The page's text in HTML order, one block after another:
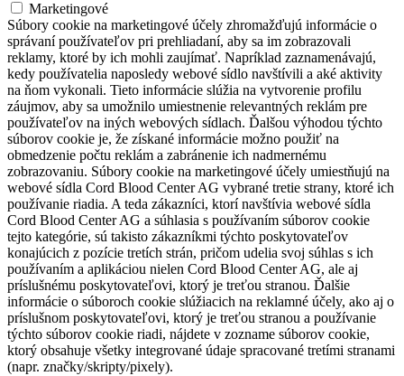
Marketingové
Súbory cookie na marketingové účely zhromažďujú informácie o
správaní používateľov pri prehliadaní, aby sa im zobrazovali
reklamy, ktoré by ich mohli zaujímať. Napríklad zaznamenávajú,
kedy používatelia naposledy webové sídlo navštívili a aké aktivity
na ňom vykonali. Tieto informácie slúžia na vytvorenie profilu
záujmov, aby sa umožnilo umiestnenie relevantných reklám pre
používateľov na iných webových sídlach. Ďalšou výhodou týchto
súborov cookie je, že získané informácie možno použiť na
obmedzenie počtu reklám a zabránenie ich nadmernému
zobrazovaniu. Súbory cookie na marketingové účely umiestňujú na
webové sídla Cord Blood Center AG vybrané tretie strany, ktoré ich
používanie riadia. A teda zákazníci, ktorí navštívia webové sídla
Cord Blood Center AG a súhlasia s používaním súborov cookie
tejto kategórie, sú takisto zákazníkmi týchto poskytovateľov
konajúcich z pozície tretích strán, pričom udelia svoj súhlas s ich
používaním a aplikáciou nielen Cord Blood Center AG, ale aj
príslušnému poskytovateľovi, ktorý je treťou stranou. Ďalšie
informácie o súboroch cookie slúžiacich na reklamné účely, ako aj o
príslušnom poskytovateľovi, ktorý je treťou stranou a používanie
týchto súborov cookie riadi, nájdete v zozname súborov cookie,
ktorý obsahuje všetky integrované údaje spracované tretími stranami
(napr. značky/skripty/pixely).